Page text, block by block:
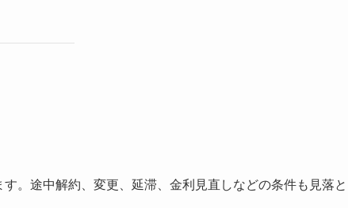
。途中解約、変更、延滞、金利見直しなどの条件も見落と